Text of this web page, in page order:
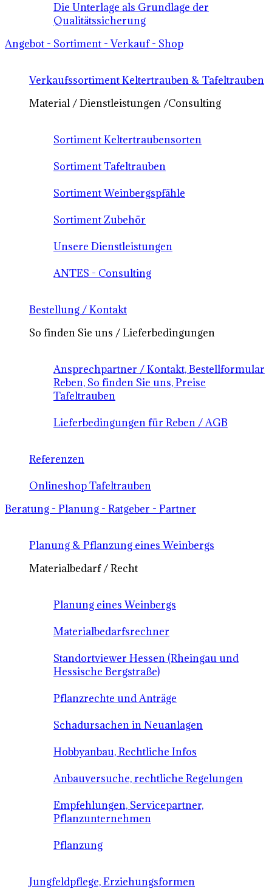
Die Unterlage als Grundlage der
Qualitätssicherung
Angebot - Sortiment - Verkauf - Shop
Verkaufssortiment Keltertrauben & Tafeltrauben
Material / Dienstleistungen /Consulting
Sortiment Keltertraubensorten
Sortiment Tafeltrauben
Sortiment Weinbergspfähle
Sortiment Zubehör
Unsere Dienstleistungen
ANTES - Consulting
Bestellung / Kontakt
So finden Sie uns / Lieferbedingungen
Ansprechpartner / Kontakt, Bestellformular
Reben, So finden Sie uns, Preise
Tafeltrauben
Lieferbedingungen für Reben / AGB
Referenzen
Onlineshop Tafeltrauben
Beratung - Planung - Ratgeber - Partner
Planung & Pflanzung eines Weinbergs
Materialbedarf / Recht
Planung eines Weinbergs
Materialbedarfsrechner
Standortviewer Hessen (Rheingau und
Hessische Bergstraße)
Pflanzrechte und Anträge
Schadursachen in Neuanlagen
Hobbyanbau, Rechtliche Infos
Anbauversuche, rechtliche Regelungen
Empfehlungen, Servicepartner,
Pflanzunternehmen
Pflanzung
Jungfeldpflege, Erziehungsformen